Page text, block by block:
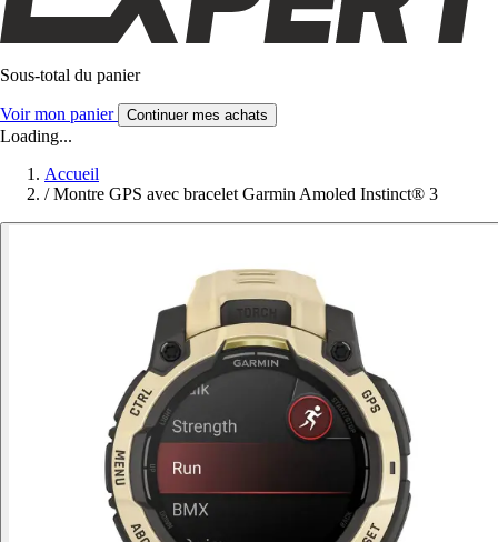
Sous-total du panier
Voir mon panier Continuer mes achats
Loading...
Accueil
/ Montre GPS avec bracelet Garmin Amoled Instinct® 3